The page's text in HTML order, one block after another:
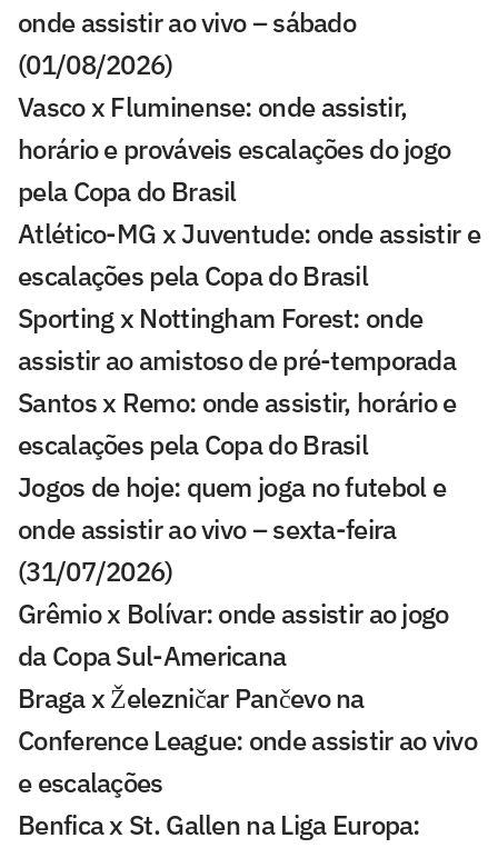
onde assistir ao vivo – sábado
(01/08/2026)
Vasco x Fluminense: onde assistir,
horário e prováveis escalações do jogo
pela Copa do Brasil
Atlético-MG x Juventude: onde assistir e
escalações pela Copa do Brasil
Sporting x Nottingham Forest: onde
assistir ao amistoso de pré-temporada
Santos x Remo: onde assistir, horário e
escalações pela Copa do Brasil
Jogos de hoje: quem joga no futebol e
onde assistir ao vivo – sexta-feira
(31/07/2026)
Grêmio x Bolívar: onde assistir ao jogo
da Copa Sul-Americana
Braga x Železničar Pančevo na
Conference League: onde assistir ao vivo
e escalações
Benfica x St. Gallen na Liga Europa: